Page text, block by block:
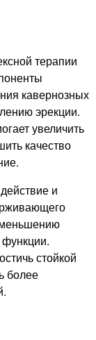
терапии
кавернозных
эрекции.
увеличить
качество
и
стойкой
более